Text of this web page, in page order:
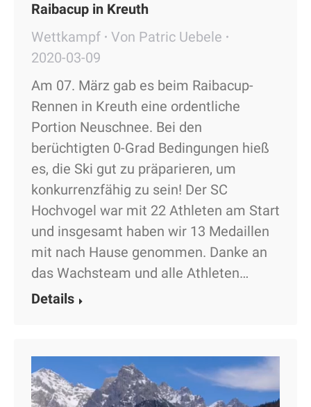
Raibacup in Kreuth
Wettkampf
Von Patric Uebele
2020-03-09
Am 07. März gab es beim Raibacup-
Rennen in Kreuth eine ordentliche
Portion Neuschnee. Bei den
berüchtigten 0-Grad Bedingungen hieß
es, die Ski gut zu präparieren, um
konkurrenzfähig zu sein! Der SC
Hochvogel war mit 22 Athleten am Start
und insgesamt haben wir 13 Medaillen
mit nach Hause genommen. Danke an
das Wachsteam und alle Athleten…
Details